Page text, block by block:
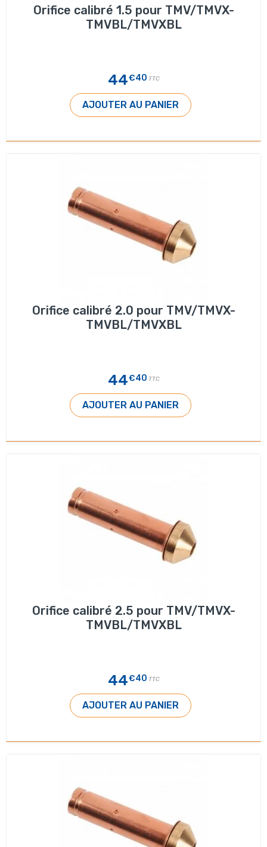
Orifice calibré 1.5 pour TMV/TMVX-
TMVBL/TMVXBL
44€40 TTC
AJOUTER AU PANIER
Orifice calibré 2.0 pour TMV/TMVX-
TMVBL/TMVXBL
44€40 TTC
AJOUTER AU PANIER
Orifice calibré 2.5 pour TMV/TMVX-
TMVBL/TMVXBL
44€40 TTC
AJOUTER AU PANIER